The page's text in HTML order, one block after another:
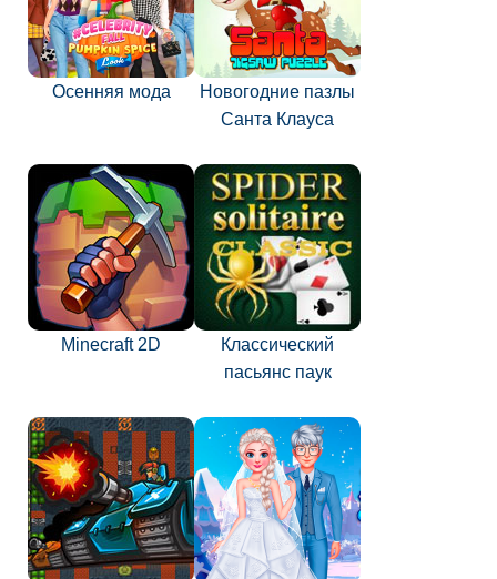
Осенняя мода
Новогодние пазлы
Санта Клауса
Minecraft 2D
Классический
пасьянс паук